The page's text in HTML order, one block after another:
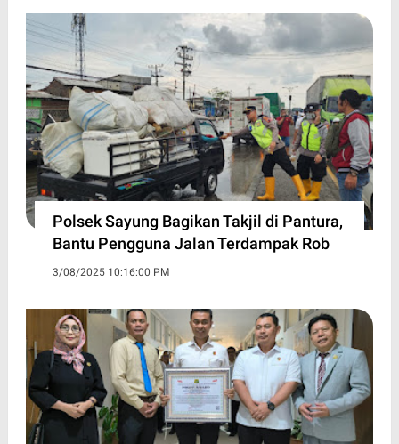
Polsek Sayung Bagikan Takjil di Pantura,
Bantu Pengguna Jalan Terdampak Rob
3/08/2025 10:16:00 PM